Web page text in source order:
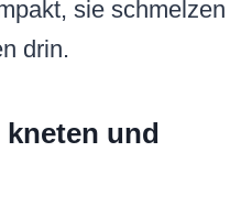
sie schmelzen
drin.
und